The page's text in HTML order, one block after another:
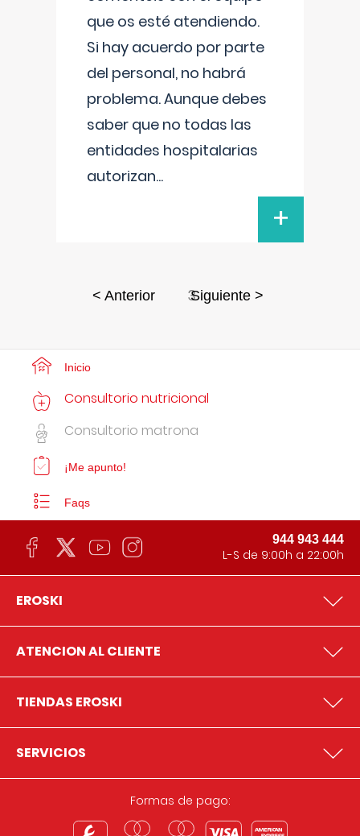
que os esté atendiendo.
Si hay acuerdo por parte
del personal, no habrá
problema. Aunque debes
saber que no todas las
entidades hospitalarias
autorizan...
+
< Anterior 3Siguiente >
Inicio
Consultorio nutricional
Consultorio matrona
¡Me apunto!
Faqs
944 943 444
L-S de 9:00h a 22:00h
EROSKI
ATENCION AL CLIENTE
TIENDAS EROSKI
SERVICIOS
Formas de pago: